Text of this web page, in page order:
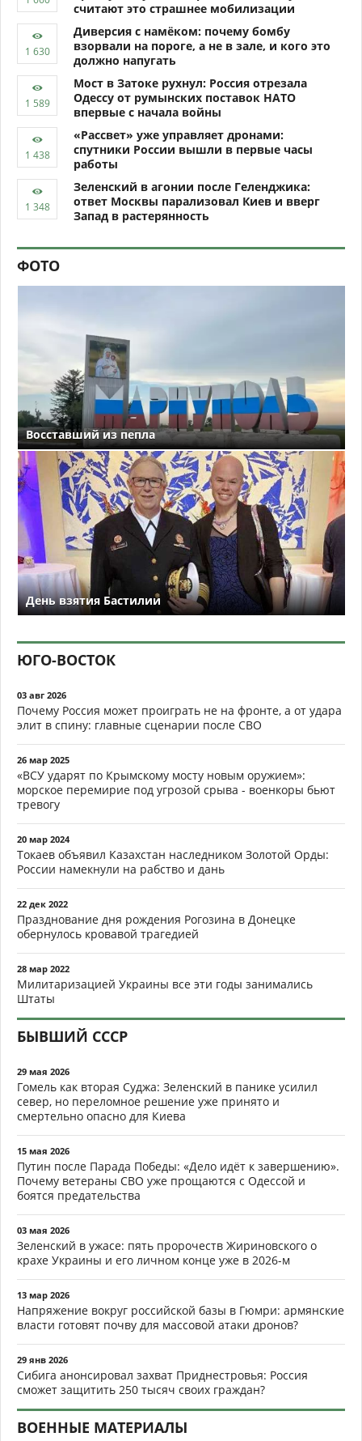
считают это страшнее мобилизации
Диверсия с намёком: почему бомбу
взорвали на пороге, а не в зале, и кого это
должно напугать
Мост в Затоке рухнул: Россия отрезала
Одессу от румынских поставок НАТО
впервые с начала войны
«Рассвет» уже управляет дронами:
спутники России вышли в первые часы
работы
Зеленский в агонии после Геленджика:
ответ Москвы парализовал Киев и вверг
Запад в растерянность
ФОТО
Восставший из пепла
День взятия Бастилии
ЮГО-ВОСТОК
03 авг 2026
Почему Россия может проиграть не на фронте, а от удара
элит в спину: главные сценарии после СВО
26 мар 2025
«ВСУ ударят по Крымскому мосту новым оружием»:
морское перемирие под угрозой срыва - военкоры бьют
тревогу
20 мар 2024
Токаев объявил Казахстан наследником Золотой Орды:
России намекнули на рабство и дань
22 дек 2022
Празднование дня рождения Рогозина в Донецке
обернулось кровавой трагедией
28 мар 2022
Милитаризацией Украины все эти годы занимались
Штаты
БЫВШИЙ СССР
29 мая 2026
Гомель как вторая Суджа: Зеленский в панике усилил
север, но переломное решение уже принято и
смертельно опасно для Киева
15 мая 2026
Путин после Парада Победы: «Дело идёт к завершению».
Почему ветераны СВО уже прощаются с Одессой и
боятся предательства
03 мая 2026
Зеленский в ужасе: пять пророчеств Жириновского о
крахе Украины и его личном конце уже в 2026-м
13 мар 2026
Напряжение вокруг российской базы в Гюмри: армянские
власти готовят почву для массовой атаки дронов?
29 янв 2026
Сибига анонсировал захват Приднестровья: Россия
сможет защитить 250 тысяч своих граждан?
ВОЕННЫЕ МАТЕРИАЛЫ